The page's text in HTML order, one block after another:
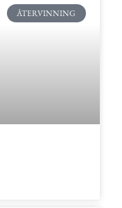
ÅTERVINNING